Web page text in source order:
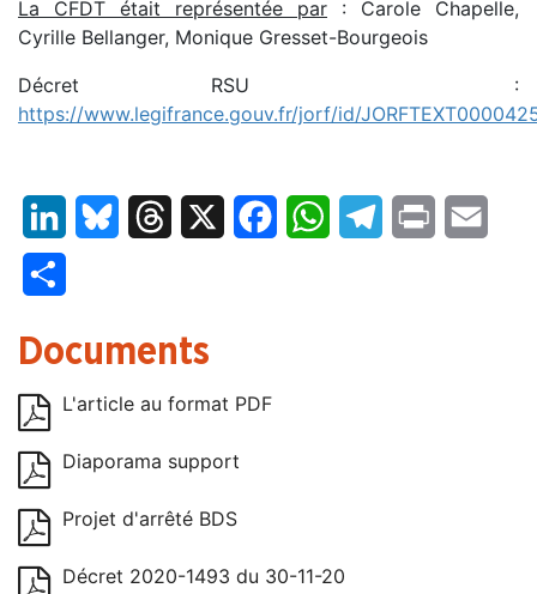
La CFDT était représentée par : Carole Chapelle,
Cyrille Bellanger, Monique Gresset-Bourgeois
Décret RSU :
https://www.legifrance.gouv.fr/jorf/id/
LinkedInBluesky Threads FacebookWhatsAppTelegram
Print
Documents
L'article au format PDF
Diaporama support
Projet d'arrêté BDS
Décret 2020-1493 du 30-11-20